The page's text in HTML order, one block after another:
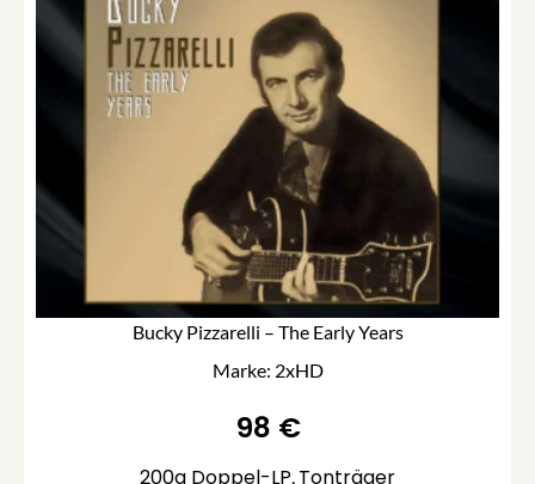
200g Doppel-LP, Tonträger
Bucky Pizzarelli – The Early Years
Marke: 2xHD
98 €